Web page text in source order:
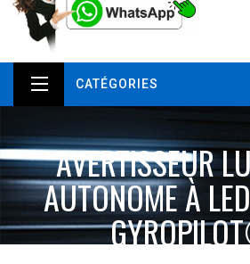
CATÉGORIES
AVERTISSEUR
AUTONOME À